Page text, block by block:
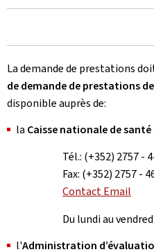
La demande de prestations
de demande de prestations
disponible auprès de:
la Caisse nationale de santé
Tél.: (+352) 2757 -
Fax: (+352) 2757 -
Contact Email
Du lundi au
l'Administration